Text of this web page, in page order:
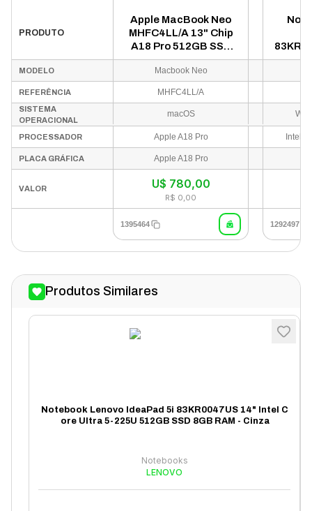
PRODUTO
Apple MacBook Neo
MHFC4LL/A 13" Chip
A18 Pro 512GB SSD
8GB RAM - Prata
(Ativado em Março)
Core
MODELO Macbook Neo
REFERÊNCIA MHFC4LL/A
SISTEMA
OPERACIONAL
macOS
PROCESSADOR Apple A18 Pro Intel
PLACA GRÁFICA Apple A18 Pro
VALOR U$ 780,00
R$ 0,00
1395464 1292497
Produtos Similares
Notebook Lenovo IdeaPad 5i 83KR0047US 14" Intel C
ore Ultra 5-225U 512GB SSD 8GB RAM - Cinza
Notebooks
LENOVO